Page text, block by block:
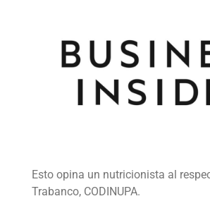
Esto opina un nutricionista al
Trabanco, CODINUPA.